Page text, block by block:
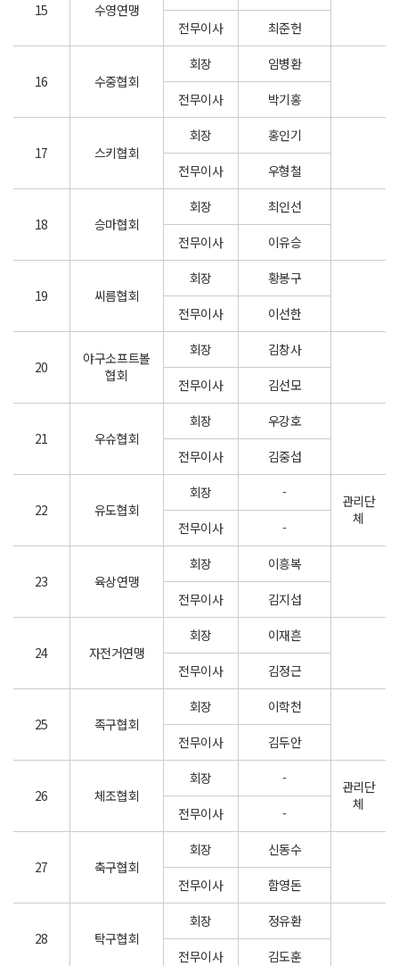
15 수영연맹
전무이사
최준헌
16 수중협회
회장
임병환
전무이사
박기홍
17 스키협회
회장
홍인기
전무이사
우형철
18 승마협회
회장
최인선
전무이사
이유승
19 씨름협회
회장
황봉구
전무이사
이선한
20
야구소프트볼
협회
회장
김창사
전무이사
김선모
21 우슈협회
회장
우강호
전무이사
김중섭
22 유도협회
회장 -
관리단
체
전무이사 -
23 육상연맹
회장
이흥복
전무이사
김지섭
24 자전거연맹
회장
이재흔
전무이사
김정근
25 족구협회
회장
이학천
전무이사
김두안
26 체조협회
회장 -
관리단
체
전무이사 -
27 축구협회
회장
신동수
전무이사
함영돈
28 탁구협회
회장
정유환
전무이사
김도훈